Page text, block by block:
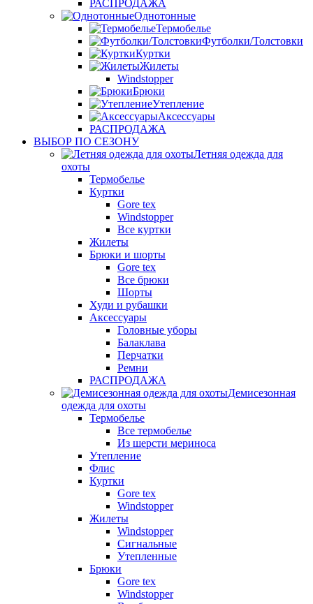
РАСПРОДАЖА
Однотонные
Термобелье
Футболки/Толстовки
Куртки
Жилеты
Windstopper
Брюки
Утепление
Аксессуары
РАСПРОДАЖА
ВЫБОР ПО СЕЗОНУ
Летняя одежда для
охоты
Термобелье
Куртки
Gore tex
Windstopper
Все куртки
Жилеты
Брюки и шорты
Gore tex
Все брюки
Шорты
Худи и рубашки
Аксессуары
Головные уборы
Балаклава
Перчатки
Ремни
РАСПРОДАЖА
Демисезонная
одежда для охоты
Термобелье
Все термобелье
Из шерсти мериноса
Утепление
Флис
Куртки
Gore tex
Windstopper
Жилеты
Windstopper
Сигнальные
Утепленные
Брюки
Gore tex
Windstopper